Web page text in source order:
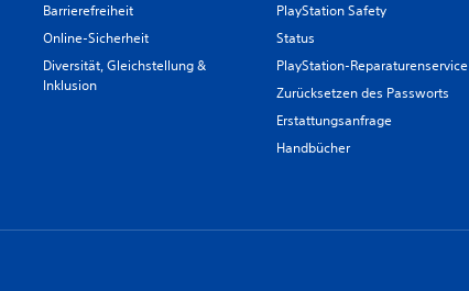
Barrierefreiheit
Online-Sicherheit
Diversität, Gleichstellung &
Inklusion
PlayStation Safety
Status
PlayStation-Reparaturenservice
Zurücksetzen des Passworts
Erstattungsanfrage
Handbücher